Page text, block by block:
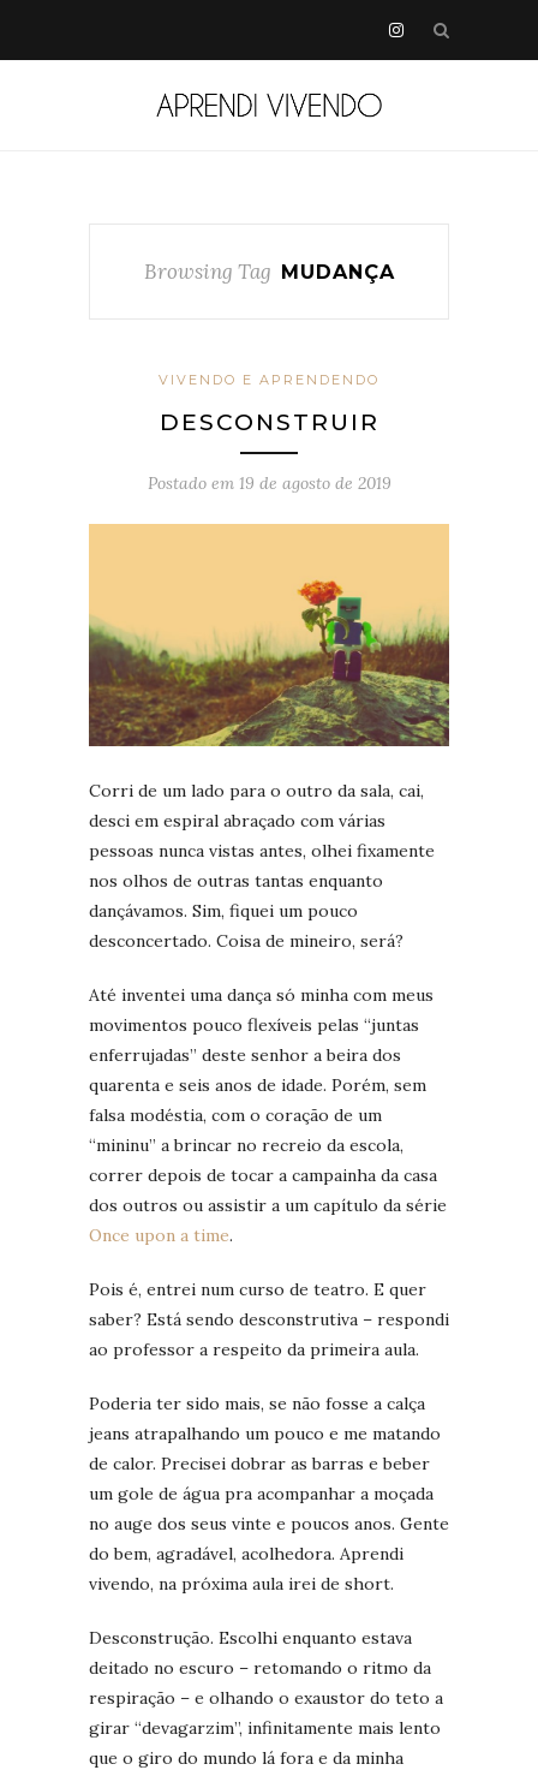
Browsing Tag MUDANÇA
VIVENDO E APRENDENDO
DESCONSTRUIR
Postado em 19 de agosto de 2019
Corri de um lado para o outro da sala, cai,
desci em espiral abraçado com várias
pessoas nunca vistas antes, olhei fixamente
nos olhos de outras tantas enquanto
dançávamos. Sim, fiquei um pouco
desconcertado. Coisa de mineiro, será?
Até inventei uma dança só minha com meus
movimentos pouco flexíveis pelas “juntas
enferrujadas” deste senhor a beira dos
quarenta e seis anos de idade. Porém, sem
falsa modéstia, com o coração de um
“mininu” a brincar no recreio da escola,
correr depois de tocar a campainha da casa
dos outros ou assistir a um capítulo da série
Once upon a time.
Pois é, entrei num curso de teatro. E quer
saber? Está sendo desconstrutiva – respondi
ao professor a respeito da primeira aula.
Poderia ter sido mais, se não fosse a calça
jeans atrapalhando um pouco e me matando
de calor. Precisei dobrar as barras e beber
um gole de água pra acompanhar a moçada
no auge dos seus vinte e poucos anos. Gente
do bem, agradável, acolhedora. Aprendi
vivendo, na próxima aula irei de short.
Desconstrução. Escolhi enquanto estava
deitado no escuro – retomando o ritmo da
respiração – e olhando o exaustor do teto a
girar “devagarzim”, infinitamente mais lento
que o giro do mundo lá fora e da minha